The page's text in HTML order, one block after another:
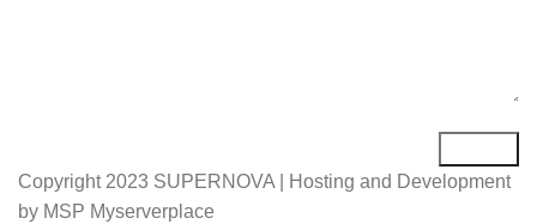
Copyright 2023 SUPERNOVA | Hosting and Development
by MSP Myserverplace